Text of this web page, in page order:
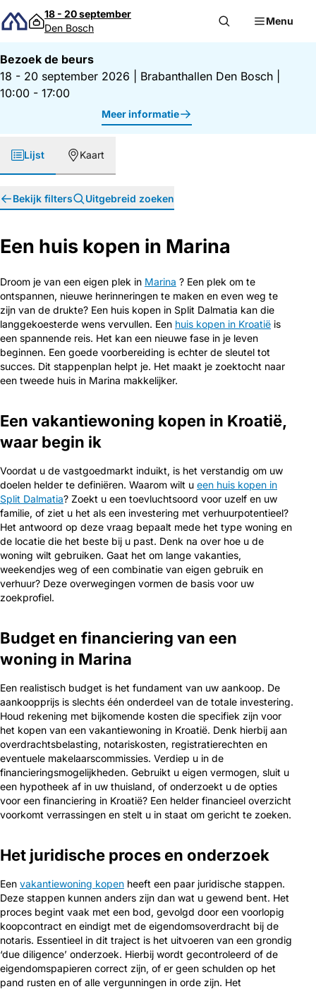
Direct naar inhoud
18 - 20 september
Den Bosch
Menu
Bezoek de beurs
18 - 20 september 2026
Brabanthallen Den Bosch
10:00 - 17:00
Meer informatie
Lijst Kaart
Bekijk filters Uitgebreid zoeken
Een huis kopen in Marina
Droom je van een eigen plek in Marina ? Een plek om te
ontspannen, nieuwe herinneringen te maken en even weg te
zijn van de drukte? Een huis kopen in Split Dalmatia kan die
langgekoesterde wens vervullen. Een huis kopen in Kroatië is
een spannende reis. Het kan een nieuwe fase in je leven
beginnen. Een goede voorbereiding is echter de sleutel tot
succes. Dit stappenplan helpt je. Het maakt je zoektocht naar
een tweede huis in Marina makkelijker.
Een vakantiewoning kopen in Kroatië,
waar begin ik
Voordat u de vastgoedmarkt induikt, is het verstandig om uw
doelen helder te definiëren. Waarom wilt u een huis kopen in
Split Dalmatia? Zoekt u een toevluchtsoord voor uzelf en uw
familie, of ziet u het als een investering met verhuurpotentieel?
Het antwoord op deze vraag bepaalt mede het type woning en
de locatie die het beste bij u past. Denk na over hoe u de
woning wilt gebruiken. Gaat het om lange vakanties,
weekendjes weg of een combinatie van eigen gebruik en
verhuur? Deze overwegingen vormen de basis voor uw
zoekprofiel.
Budget en financiering van een
woning in Marina
Een realistisch budget is het fundament van uw aankoop. De
aankoopprijs is slechts één onderdeel van de totale investering.
Houd rekening met bijkomende kosten die specifiek zijn voor
het kopen van een vakantiewoning in Kroatië. Denk hierbij aan
overdrachtsbelasting, notariskosten, registratierechten en
eventuele makelaarscommissies. Verdiep u in de
financieringsmogelijkheden. Gebruikt u eigen vermogen, sluit u
een hypotheek af in uw thuisland, of onderzoekt u de opties
voor een financiering in Kroatië? Een helder financieel overzicht
voorkomt verrassingen en stelt u in staat om gericht te zoeken.
Het juridische proces en onderzoek
Een vakantiewoning kopen heeft een paar juridische stappen.
Deze stappen kunnen anders zijn dan wat u gewend bent. Het
proces begint vaak met een bod, gevolgd door een voorlopig
koopcontract en eindigt met de eigendomsoverdracht bij de
notaris. Essentieel in dit traject is het uitvoeren van een grondig
‘due diligence’ onderzoek. Hierbij wordt gecontroleerd of de
eigendomspapieren correct zijn, of er geen schulden op het
pand rusten en of alle vergunningen in orde zijn. Het